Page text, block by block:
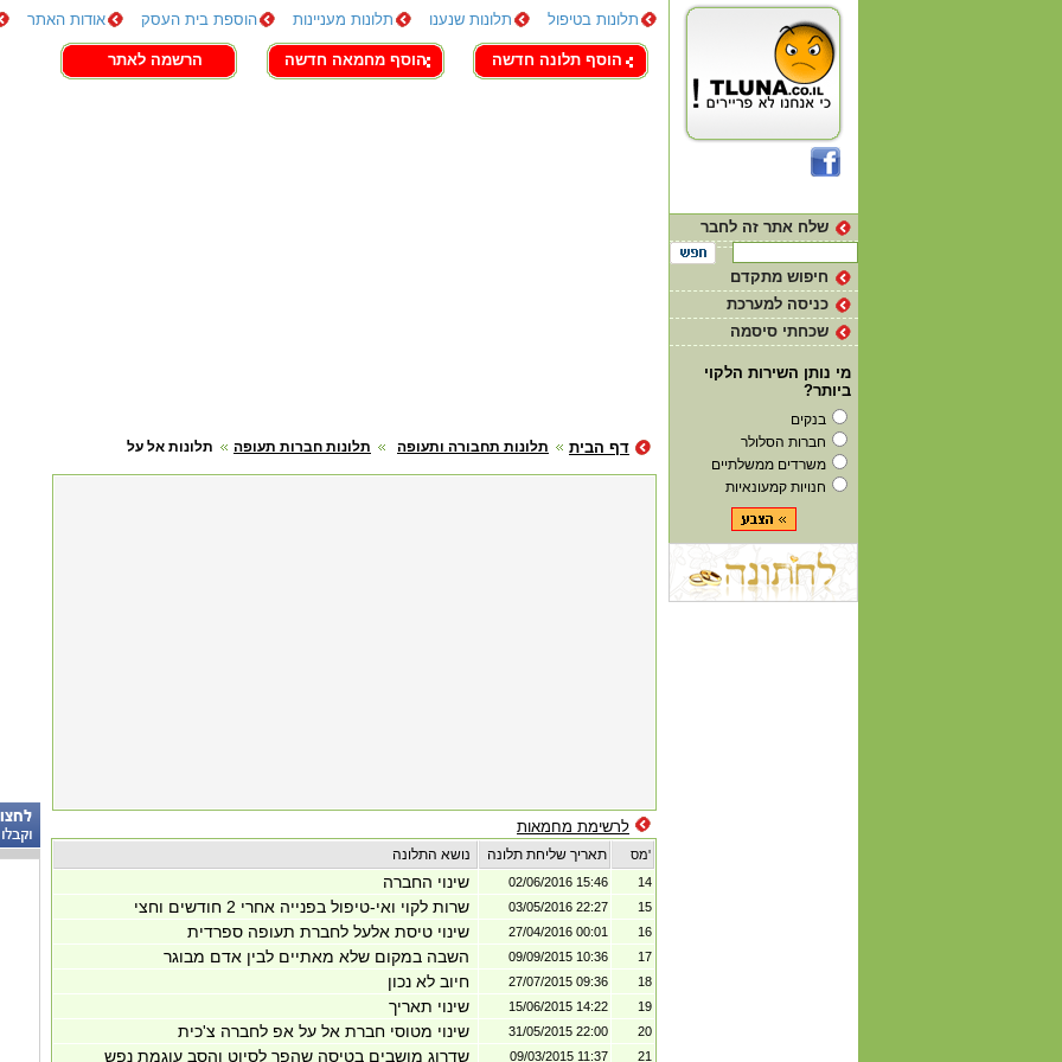
תלונות בטיפול תלונות שנענו תלונות מעניינות הוספת בית העסק אודות האתר
צור קשר
הוסף תלונה חדשה הוסף מחמאה חדשה הרשמה לאתר
תלונות אל על תלונות חברות תעופה תלונות תחבורה ותעופה דף הבית
לרשימת מחמאות
תאריך שליחת תלונה מס'
שינוי החברה 02/06/2016 15:46 14
שרות לקוי ואי-טיפול בפנייה אחרי 2 חודשים וחצי 03/05/2016 22:27 15
שינוי טיסת אלעל לחברת תעופה ספרדית 27/04/2016 00:01 16
השבה במקום שלא מאתיים לבין אדם מבוגר 09/09/2015 10:36 17
חיוב לא נכון 27/07/2015 09:36 18
שינוי תאריך 15/06/2015 14:22 19
שינוי מטוסי חברת אל על אפ לחברה צ'כית 31/05/2015 22:00 20
שדרוג מושבים בטיסה שהפך לסיוט והסב עוגמת נפש 09/03/2015 11:37 21
שלח אתר זה לחבר
חיפוש מתקדם
כניסה למערכת
שכחתי סיסמה
מי נותן השירות הלקוי
ביותר?
בנקים
חברות הסלולר
משרדים ממשלתיים
חנויות קמעונאיות